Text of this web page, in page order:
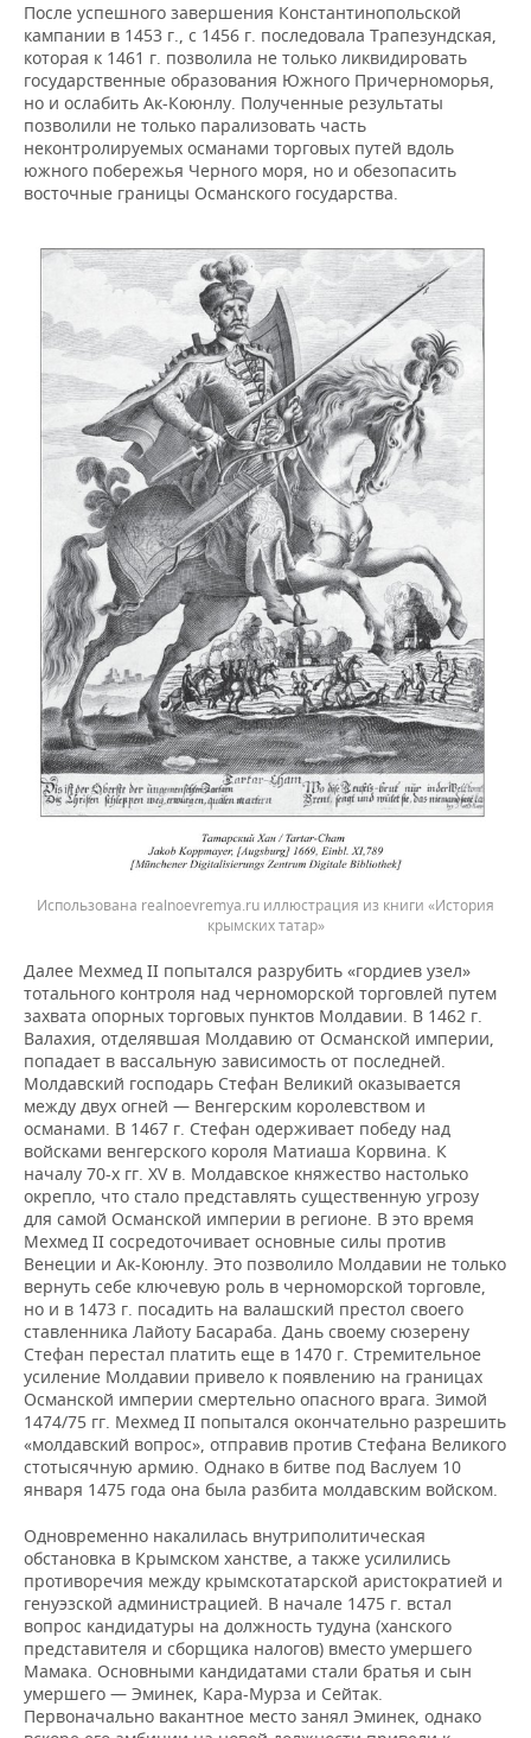
После успешного завершения Константинопольской
кампании в 1453 г., с 1456 г. последовала Трапезундская,
которая к 1461 г. позволила не только ликвидировать
государственные образования Южного Причерноморья,
но и ослабить Ак-Коюнлу. Полученные результаты
позволили не только парализовать часть
неконтролируемых османами торговых путей вдоль
южного побережья Черного моря, но и обезопасить
восточные границы Османского государства.
Использована realnoevremya.ru иллюстрация из книги «История
крымских татар»
Далее Мехмед II попытался разрубить «гордиев узел»
тотального контроля над черноморской торговлей путем
захвата опорных торговых пунктов Молдавии. В 1462 г.
Валахия, отделявшая Молдавию от Османской империи,
попадает в вассальную зависимость от последней.
Молдавский господарь Стефан Великий оказывается
между двух огней — Венгерским королевством и
османами. В 1467 г. Стефан одерживает победу над
войсками венгерского короля Матиаша Корвина. К
началу 70-х гг. XV в. Молдавское княжество настолько
окрепло, что стало представлять существенную угрозу
для самой Османской империи в регионе. В это время
Мехмед II сосредоточивает основные силы против
Венеции и Ак-Коюнлу. Это позволило Молдавии не только
вернуть себе ключевую роль в черноморской торговле,
но и в 1473 г. посадить на валашский престол своего
ставленника Лайоту Басараба. Дань своему сюзерену
Стефан перестал платить еще в 1470 г. Стремительное
усиление Молдавии привело к появлению на границах
Османской империи смертельно опасного врага. Зимой
1474/75 гг. Мехмед II попытался окончательно разрешить
«молдавский вопрос», отправив против Стефана Великого
стотысячную армию. Однако в битве под Васлуем 10
января 1475 года она была разбита молдавским войском.
Одновременно накалилась внутриполитическая
обстановка в Крымском ханстве, а также усилились
противоречия между крымскотатарской аристократией и
генуэзской администрацией. В начале 1475 г. встал
вопрос кандидатуры на должность тудуна (ханского
представителя и сборщика налогов) вместо умершего
Мамака. Основными кандидатами стали братья и сын
умершего — Эминек, Кара-Мурза и Сейтак.
Первоначально вакантное место занял Эминек, однако